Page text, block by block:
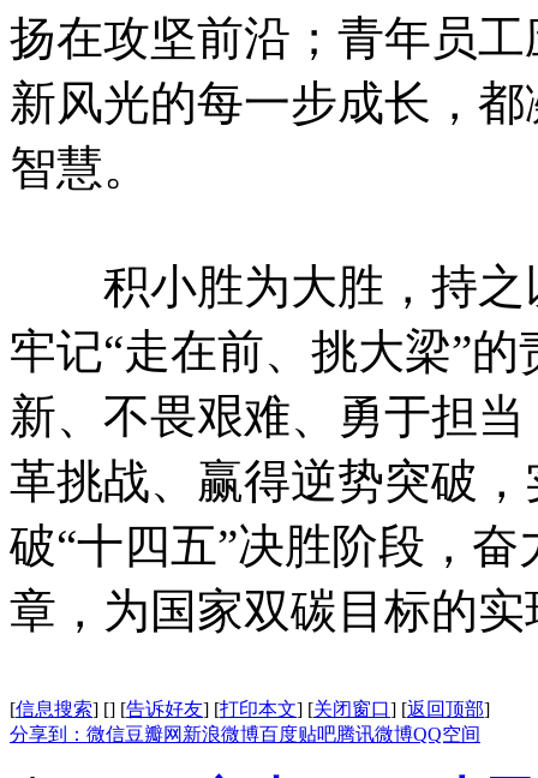
扬在攻坚前沿；青年员
新风光的每一步成长，
智慧。
积小胜为大胜，持之
牢记“走在前、挑大梁”
新、不畏艰难、勇于担
革挑战、赢得逆势突破，
破“十四五”决胜阶段，
章，为国家双碳目标的
[信息搜索] [] [告诉好友] [打印本文] [关闭窗口] [返回顶部]
分享到： 微信豆瓣网 新浪微博百度贴吧腾讯微博QQ空间